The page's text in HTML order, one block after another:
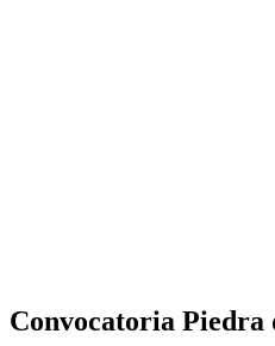
Convocatoria Piedra